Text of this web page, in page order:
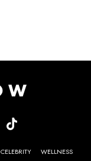
CELEBRITY
WELLNESS